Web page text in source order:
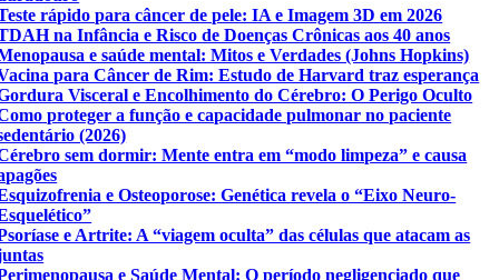
rápido para câncer de pele: IA e Imagem 3D em 2026
na Infância e Risco de Doenças Crônicas aos 40 anos
e saúde mental: Mitos e Verdades (Johns Hopkins)
para Câncer de Rim: Estudo de Harvard traz esperança
Visceral e Encolhimento do Cérebro: O Perigo Oculto
proteger a função e capacidade pulmonar no paciente
(2026)
sem dormir: Mente entra em “modo limpeza” e causa
e Osteoporose: Genética revela o “Eixo Neuro-
e Artrite: A “viagem oculta” das células que atacam as
e Saúde Mental: O período negligenciado que